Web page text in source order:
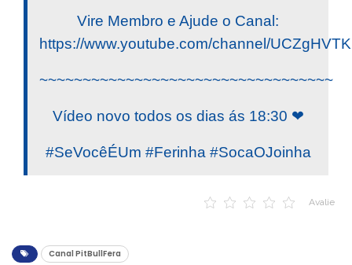
Vire Membro e Ajude o Canal:
https://www.youtube.com/channel/
~~~~~~~~~~~~~~~~~~~~~~~~~~~~~~~~~~
Vídeo novo todos os dias ás 18:30 ❤
#SeVocêÉUm #Ferinha #SocaOJoinha
Avalie
Canal PitBullFera